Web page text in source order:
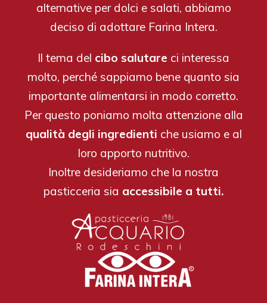
alternative per dolci e salati, abbiamo
deciso di adottare Farina Intera.
Il tema del cibo salutare ci interessa
molto, perché sappiamo bene quanto sia
importante alimentarsi in modo corretto.
Per questo poniamo molta attenzione alla
qualità degli ingredienti che usiamo e al
loro apporto nutritivo.
Inoltre desideriamo che la nostra
pasticceria sia accessibile a tutti.